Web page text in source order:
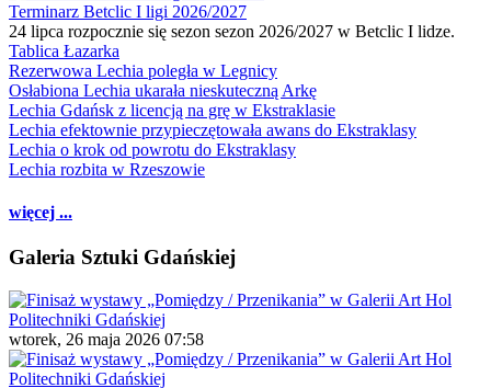
Terminarz Betclic I ligi 2026/2027
24 lipca rozpocznie się sezon sezon 2026/2027 w Betclic I lidze.
Tablica Łazarka
Rezerwowa Lechia poległa w Legnicy
Osłabiona Lechia ukarała nieskuteczną Arkę
Lechia Gdańsk z licencją na grę w Ekstraklasie
Lechia efektownie przypieczętowała awans do Ekstraklasy
Lechia o krok od powrotu do Ekstraklasy
Lechia rozbita w Rzeszowie
więcej ...
Galeria Sztuki Gdańskiej
wtorek, 26 maja 2026 07:58